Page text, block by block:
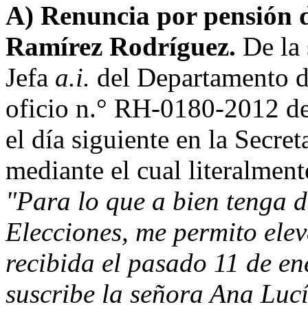
A) Renuncia por
Ramírez Rodríguez. De la
Jefa a.i. del Departamento
oficio n.° RH-0180-2012
el día siguiente en la
mediante el cual
"Para lo que a bien tenga
Elecciones, me permito
recibida el pasado 11 de
suscribe la señora Ana